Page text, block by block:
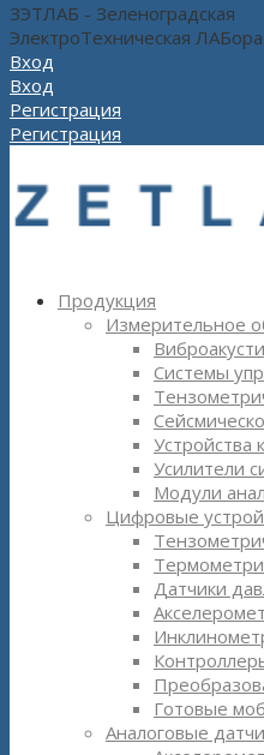
ЗЭТЛАБ - Зеленоградская
ЭлектроТехническая
Вход
Вход
Регистрация
Регистрация
Продукция
Измерительное
Системы
Устройства
Усилители
Модули
Цифровые
Датчики
Готовые
Аналоговые